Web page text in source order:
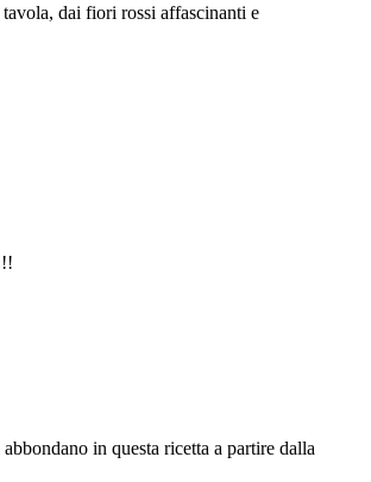
dai fiori rossi affascinanti e
in questa ricetta a partire dalla